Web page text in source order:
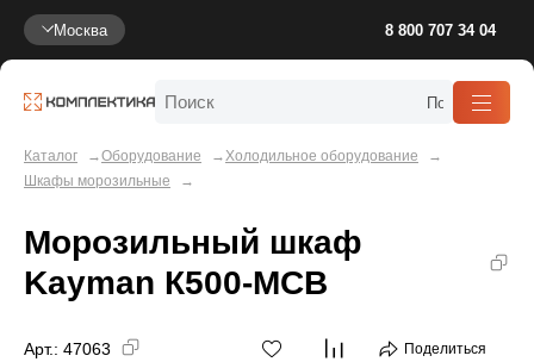
Москва 8 800 707 34 04
Каталог Оборудование
Холодильное оборудование
Шкафы морозильные
Морозильный шкаф
Kayman К500-МСВ
Арт.: 47063 Поделиться